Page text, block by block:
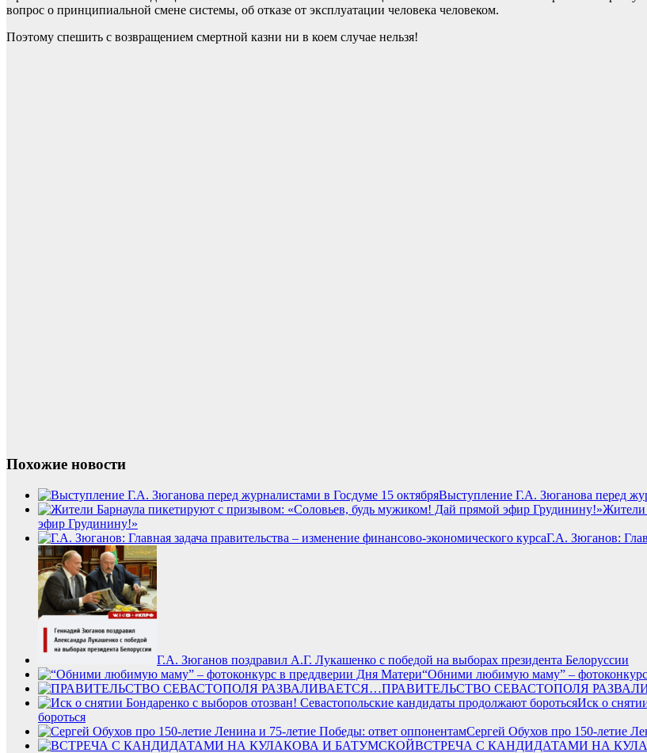
вопрос о принципиальной смене системы, об отказе от эксплуатации человека человеком.
Поэтому спешить с возвращением смертной казни ни в коем случае нельзя!
Похожие новости
Выступление Г.А. Зюганова перед
Жители
эфир Грудинину!»
Г.А. Зюганов:
Г.А. Зюганов поздравил А.Г. Лукашенко с победой на выборах президента Белоруссии
“Обними любимую маму” –
ПРАВИТЕЛЬСТВО СЕВАСТОПОЛЯ
Иск о
бороться
Сергей Обухов про 150-летие
ВСТРЕЧА С КАНДИДАТАМИ НА